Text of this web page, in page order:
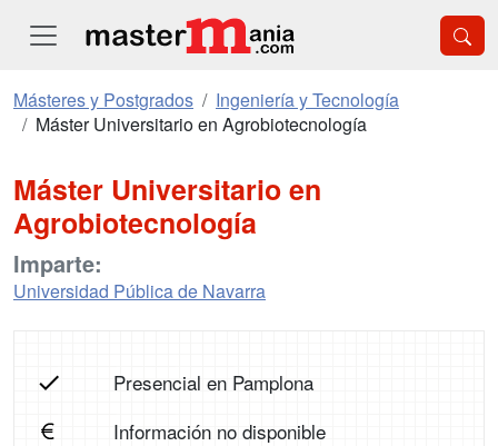
Másteres y Postgrados
Ingeniería y Tecnología
Máster Universitario en Agrobiotecnología
Máster Universitario en
Agrobiotecnología
Imparte:
Universidad Pública de Navarra
Presencial en Pamplona
Información no disponible